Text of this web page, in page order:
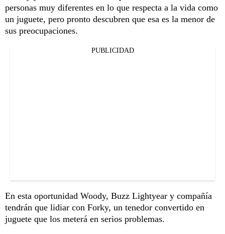
personas muy diferentes en lo que respecta a la vida como
un juguete, pero pronto descubren que esa es la menor de
sus preocupaciones.
PUBLICIDAD
En esta oportunidad Woody, Buzz Lightyear y compañía
tendrán que lidiar con Forky, un tenedor convertido en
juguete que los meterá en serios problemas.